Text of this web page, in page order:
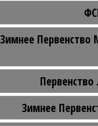
Зимнее Первенство
Зимнее